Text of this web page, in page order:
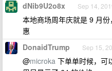
dNib9U2o8x Sep 14,
本地商场周年庆就是 9 月
惠
DonaidTrump Sep 15,
@microka 下单单时候，可